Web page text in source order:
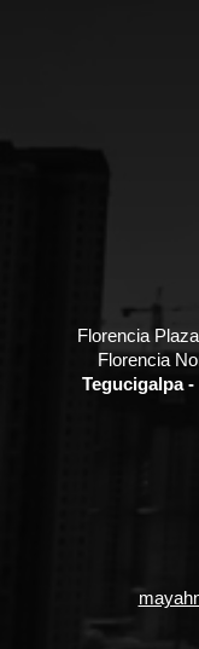
Florencia
Florencia
Tegucigalpa